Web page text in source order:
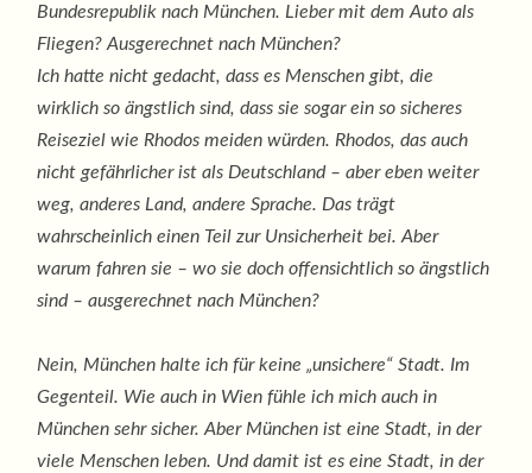
Bundesrepublik nach München. Lieber mit dem Auto als
Fliegen? Ausgerechnet nach München?
Ich hatte nicht gedacht, dass es Menschen gibt, die
wirklich so ängstlich sind, dass sie sogar ein so sicheres
Reiseziel wie Rhodos meiden würden. Rhodos, das auch
nicht gefährlicher ist als Deutschland – aber eben weiter
weg, anderes Land, andere Sprache. Das trägt
wahrscheinlich einen Teil zur Unsicherheit bei. Aber
warum fahren sie – wo sie doch offensichtlich so ängstlich
sind – ausgerechnet nach München?
Nein, München halte ich für keine „unsichere“ Stadt. Im
Gegenteil. Wie auch in Wien fühle ich mich auch in
München sehr sicher. Aber München ist eine Stadt, in der
viele Menschen leben. Und damit ist es eine Stadt, in der